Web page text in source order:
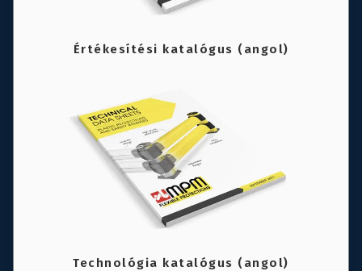
Értékesítési katalógus (angol)
Technológia katalógus (angol)